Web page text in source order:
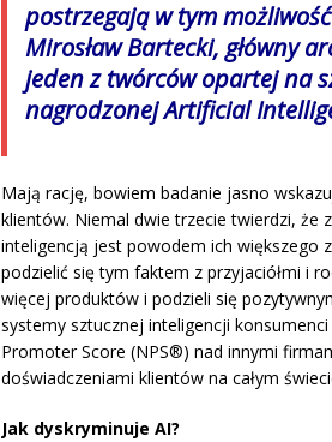
postrzegają w tym
Mirosław Bartecki, główny
jeden z twórców opartej na
nagrodzonej Artificial
Mają rację, bowiem badanie jasno
klientów. Niemal dwie trzecie twierdzi, że
inteligencją jest powodem ich większego
podzielić się tym faktem z przyjaciółmi i
więcej produktów i podzieli się
systemy sztucznej inteligencji
Promoter Score (NPS®) nad innymi
doświadczeniami klientów na całym
Jak dyskryminuje AI?